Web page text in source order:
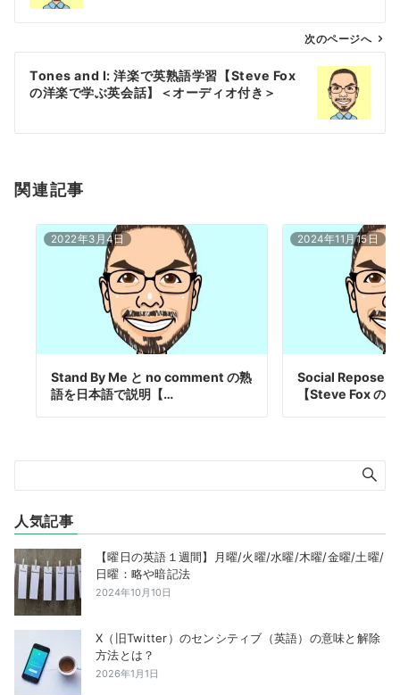
ン
次のページへ
Tones and I: 洋楽で英熟語学習【Steve Fox
の洋楽で学ぶ英会話】＜オーディオ付き＞
関連記事
2022年3月4日
Stand By Me と no comment の熟
語を日本語で説明【…
2024年11月15日
Social Repose:
【Steve Fox の
人気記事
【曜日の英語１週間】月曜/火曜/水曜/木曜/金曜/土曜/
日曜：略や暗記法
2024年10月10日
X（旧Twitter）のセンシティブ（英語）の意味と解除
方法とは？
2026年1月1日